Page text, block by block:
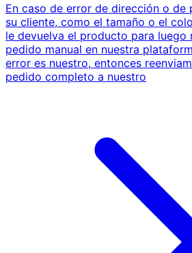
En caso de error de dirección o
su cliente, como el tamaño o el
le devuelva el producto para luego
pedido manual en nuestra
error es nuestro, entonces
pedido completo a nuestro